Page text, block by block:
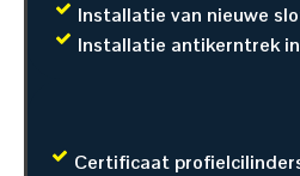
Installatie van nieuwe
Installatie antikerntrek
Certificaat